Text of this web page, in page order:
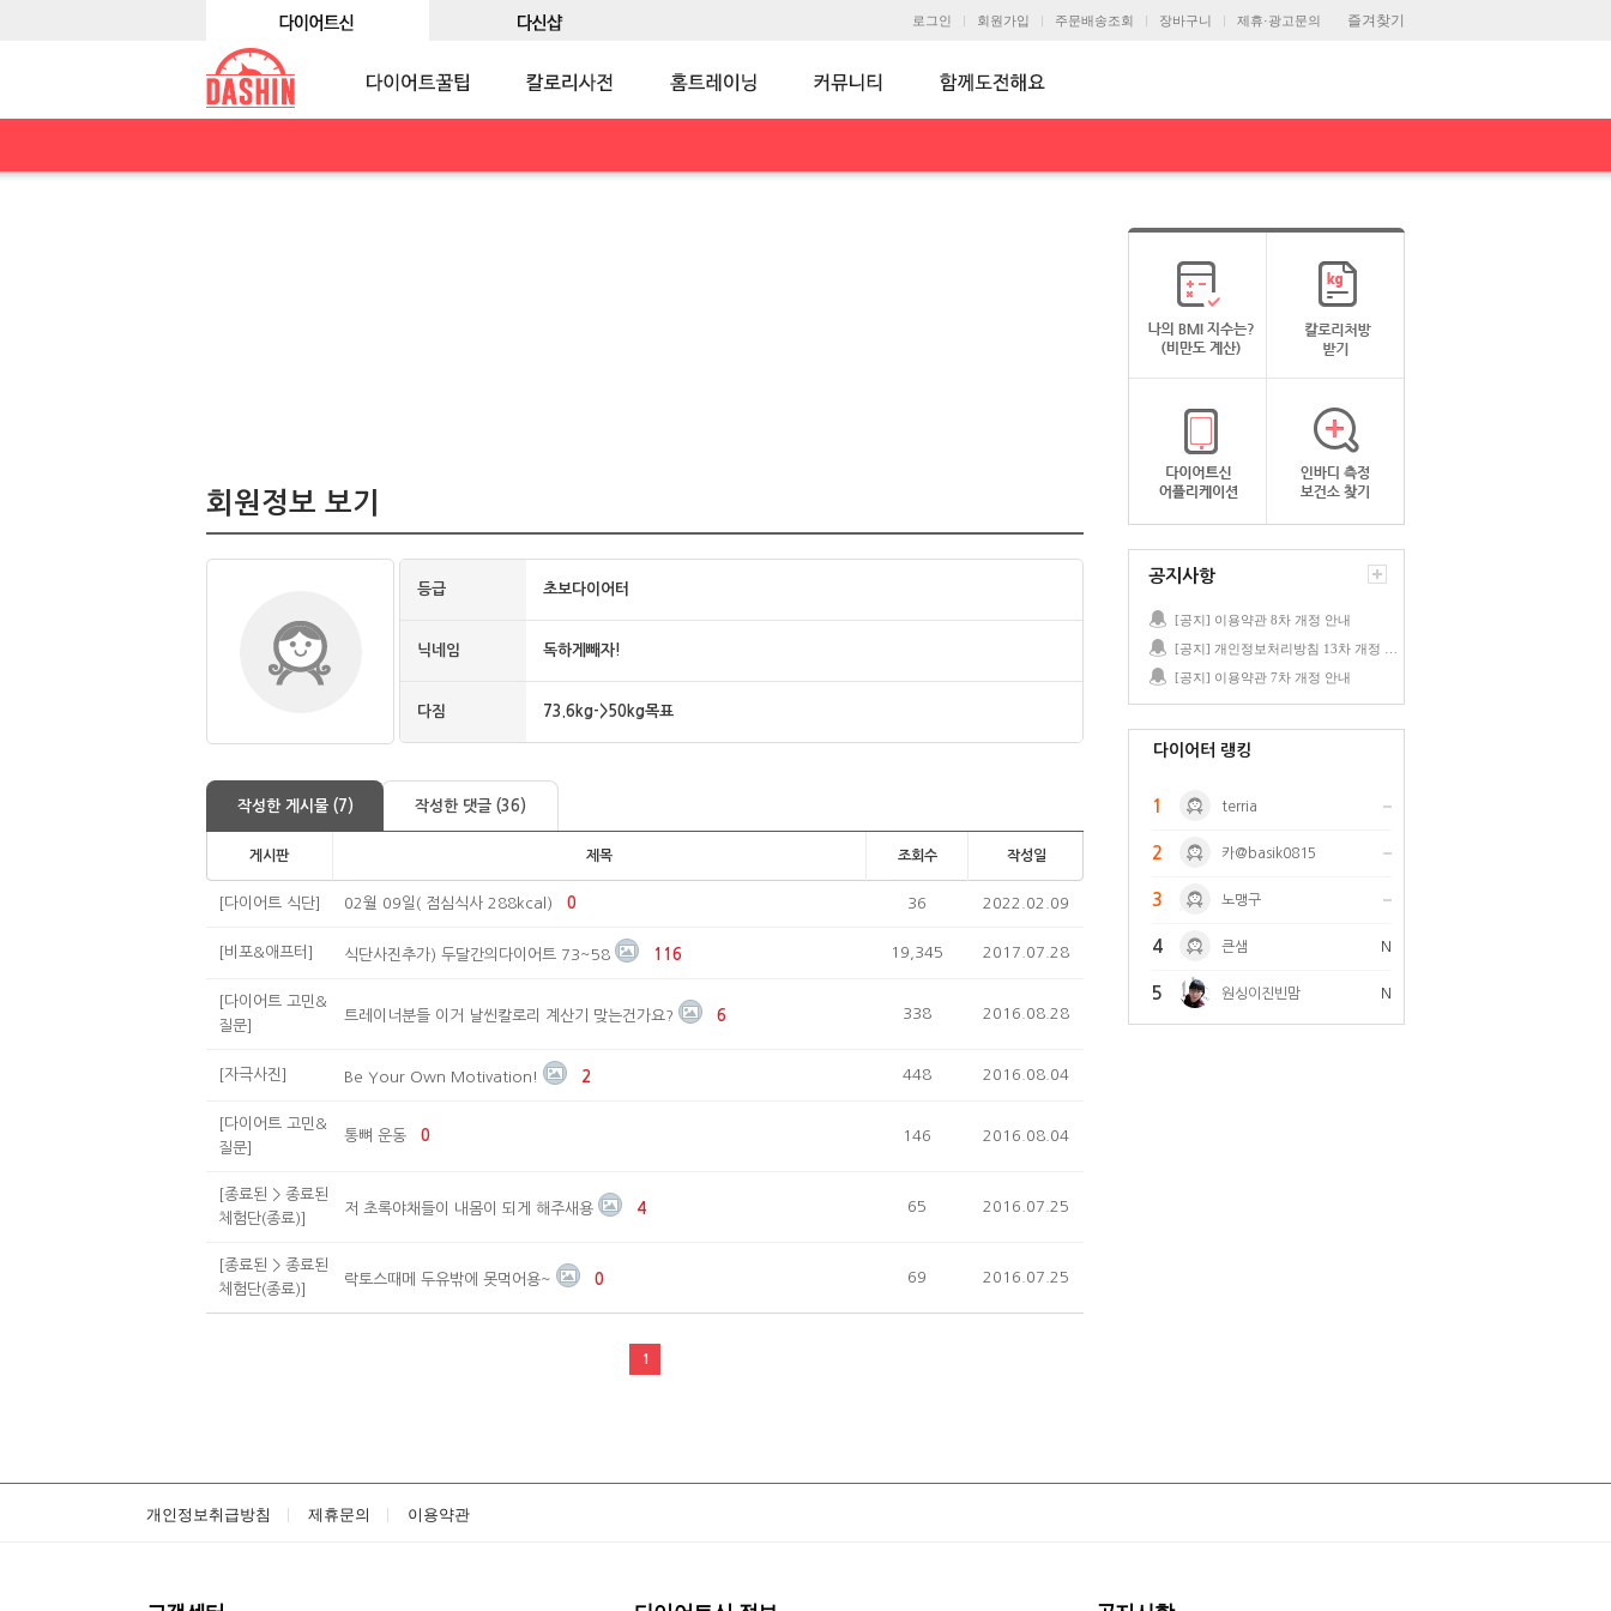
즐겨찾기
로그인 회원가입 주문배송조회 장바구니 제휴·광고문의
회원정보 보기
등급 초보다이어터
닉네임 독하게빼자!
다짐 73.6kg->50kg목표
작성한 게시물 (7) 작성한 댓글 (36)
게시판 제목 조회수 작성일
[다이어트 식단] 02월 09일( 점심식사 288kcal) 0 36 2022.02.09
[비포&애프터] 식단사진추가) 두달간의다이어트 73~58 116 19,345 2017.07.28
[다이어트 고민&
질문]
트레이너분들 이거 날씬칼로리 계산기 맞는건가요? 6 338 2016.08.28
[자극사진] Be Your Own Motivation! 2 448 2016.08.04
[다이어트 고민&
질문]
통뼈 운동 0 146 2016.08.04
[종료된 > 종료된
체험단(종료)]
저 초록야채들이 내몸이 되게 해주새용 4 65 2016.07.25
[종료된 > 종료된
체험단(종료)]
락토스때메 두유밖에 못먹어용~ 0 69 2016.07.25
1
공지사항
[공지] 이용약관 8차 개정 안내
[공지] 이용약관 7차 개정 안내
다이어터 랭킹
1 terria
2 카@basik0815
3 노맹구
4 큰샘 N
5 원싱이진빈맘 N
개인정보취급방침 제휴문의 이용약관